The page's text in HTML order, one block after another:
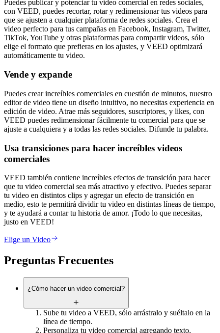
Puedes publicar y potenciar tu video comercial en redes sociales,
con VEED, puedes recortar, rotar y redimensionar tus videos para
que se ajusten a cualquier plataforma de redes sociales. Crea el
video perfecto para tus campañas en Facebook, Instagram, Twitter,
TikTok, YouTube y otras plataformas para compartir videos, sólo
elige el formato que prefieras en los ajustes, y VEED optimizará
automáticamente tu video.
Vende y expande
Puedes crear increíbles comerciales en cuestión de minutos, nuestro
editor de video tiene un diseño intuitivo, no necesitas experiencia en
edición de video. Atrae más seguidores, suscriptores, y likes, con
VEED puedes redimensionar fácilmente tu comercial para que se
ajuste a cualquiera y a todas las redes sociales. Difunde tu palabra.
Usa transiciones para hacer increíbles videos
comerciales
VEED también contiene increíbles efectos de transición para hacer
que tu video comercial sea más atractivo y efectivo. Puedes separar
tu video en distintos clips y agregar un efecto de transición en
medio, esto te permitirá dividir tu video en distintas líneas de tiempo,
y te ayudará a contar tu historia de amor. ¡Todo lo que necesitas,
justo en VEED!
Elige un Video
Preguntas Frecuentes
¿Cómo hacer un video comercial?
Sube tu video a VEED, sólo arrástralo y suéltalo en la
línea de tiempo.
Personaliza tu video comercial agregando texto,